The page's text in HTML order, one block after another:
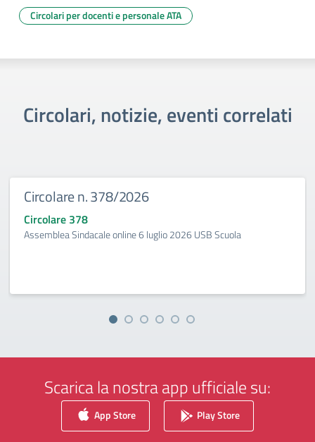
Circolari per docenti e personale ATA
Circolari, notizie, eventi correlati
Circolare n. 378/2026
Circolare 378
Assemblea Sindacale online 6 luglio 2026 USB Scuola
Scarica la nostra app ufficiale su:
App Store Play Store